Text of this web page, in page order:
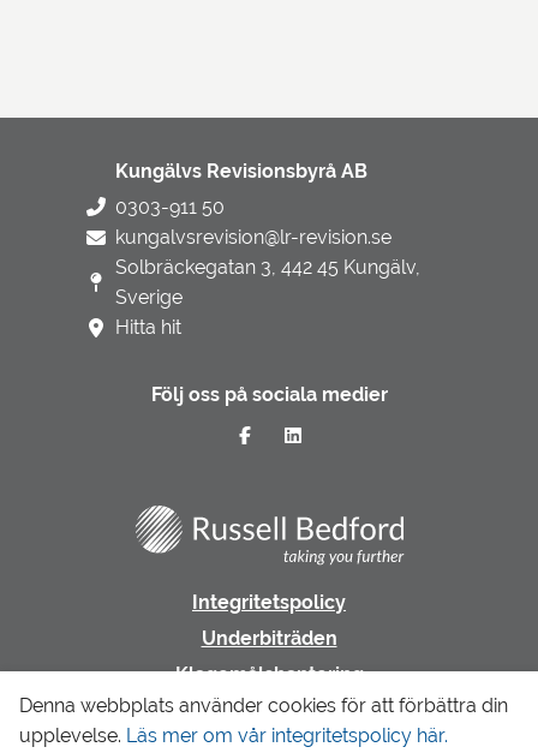
Kungälvs Revisionsbyrå AB
0303-911 50
kungalvsrevision@lr-revision.se
Solbräckegatan 3, 442 45 Kungälv,
Sverige
Hitta hit
Följ oss på sociala medier
Integritetspolicy
Underbiträden
Klagomålshantering
Gå till LR Revision & Redovisning
Denna webbplats använder cookies för att förbättra din
upplevelse.
Läs mer om vår integritetspolicy här.